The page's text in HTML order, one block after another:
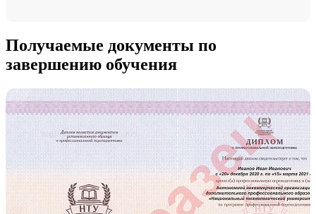
Получаемые документы по
завершению обучения